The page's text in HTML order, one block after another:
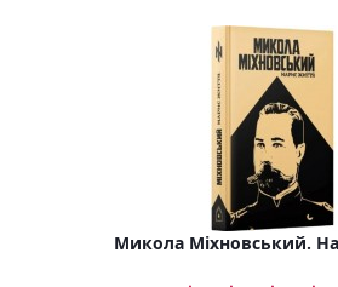
Микола Міхновський.